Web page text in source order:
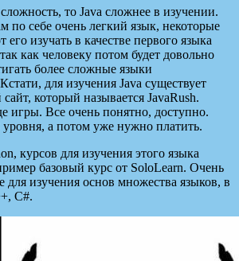
то Java сложнее в изучении.
по себе очень легкий язык, некоторые
изучать в качестве первого языка
как человеку потом будет довольно
более сложные языки
для изучения Java существует
который называется JavaRush.
игры. Все очень понятно, доступно.
а потом уже нужно платить.
курсов для изучения этого языка
базовый курс от SoloLearn. Очень
изучения основ множества языков, в
C#.